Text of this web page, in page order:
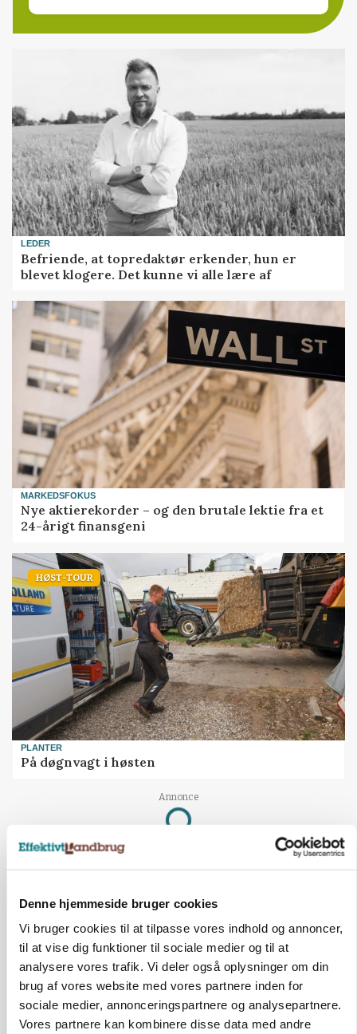
Denne hjemmeside bruger cookies
Vi bruger cookies til at tilpasse vores indhold og annoncer,
til at vise dig funktioner til sociale medier og til at
analysere vores trafik. Vi deler også oplysninger om din
brug af vores website med vores partnere inden for
sociale medier, annonceringspartnere og analysepartnere.
Vores partnere kan kombinere disse data med andre
LEDER
Befriende, at topredaktør erkender, hun er
blevet klogere. Det kunne vi alle lære af
MARKEDSFOKUS
Nye aktierekorder – og den brutale lektie fra et
24-årigt finansgeni
HØST-TOUR
PLANTER
På døgnvagt i høsten
Annonce
Loading...